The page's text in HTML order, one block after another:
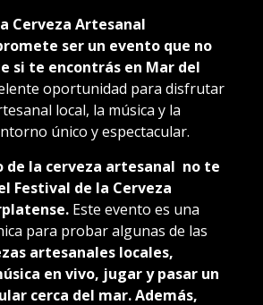
Cerveza Artesanal
ser un evento que no
si te encontrás en Mar del
oportunidad para disfrutar
local, la música y la
único y espectacular.
de la cerveza artesanal no te
Festival de la Cerveza
Este evento es una
para probar algunas de las
artesanales locales,
en vivo, jugar y pasar un
cerca del mar. Además,